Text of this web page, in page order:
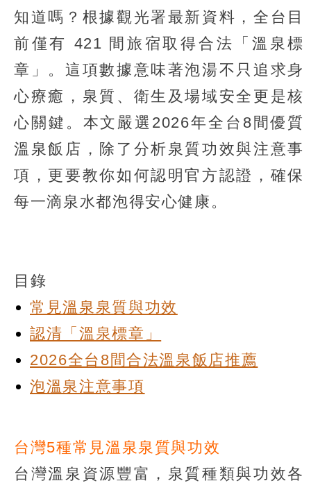
知道嗎？根據觀光署最新資料，全台目
前僅有 421 間旅宿取得合法「溫泉標
章」。這項數據意味著泡湯不只追求身
心療癒，泉質、衛生及場域安全更是核
心關鍵。本文嚴選2026年全台8間優質
溫泉飯店，除了分析泉質功效與注意事
項，更要教你如何認明官方認證，確保
每一滴泉水都泡得安心健康。
目錄
常見溫泉泉質與功效
認清「溫泉標章」
2026全台8間合法溫泉飯店推薦
泡溫泉注意事項
台灣5種常見溫泉泉質與功效
台灣溫泉資源豐富，泉質種類與功效各